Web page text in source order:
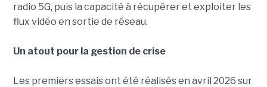
radio 5G, puis la capacité à récupérer et exploiter les
flux vidéo en sortie de réseau.
Un atout pour la gestion de crise
Les premiers essais ont été réalisés en avril 2026 sur